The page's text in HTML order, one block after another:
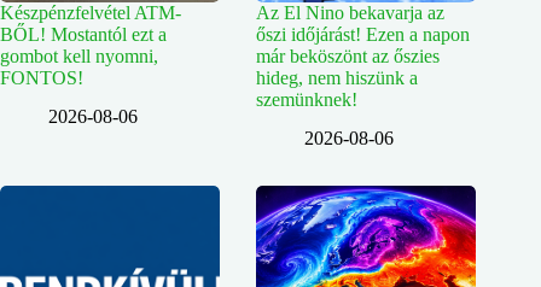
Készpénzfelvétel ATM-
BŐL! Mostantól ezt a
gombot kell nyomni,
FONTOS!
2026-08-06
Az El Nino bekavarja az
őszi időjárást! Ezen a napon
már beköszönt az őszies
hideg, nem hiszünk a
szemünknek!
2026-08-06